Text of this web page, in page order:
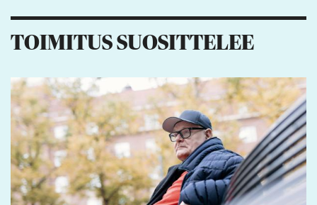
TOIMITUS SUOSITTELEE